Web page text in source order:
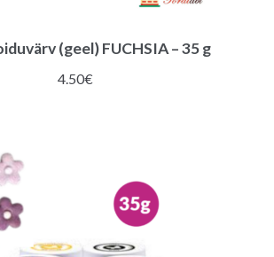
(geel) FUCHSIA – 35 g
4.50€